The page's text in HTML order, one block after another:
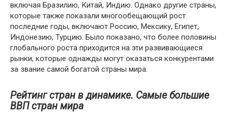
включая Бразилию, Китай, Индию. Однако другие страны,
которые также показали многообещающий рост
последние годы, включают Россию, Мексику, Египет,
Индонезию, Турцию. Было показано, что более половины
глобального роста приходится на эти развивающиеся
рынки, которые однажды могут оказаться конкурентами
за звание самой богатой страны мира.
Рейтинг стран в динамике. Самые большие
ВВП стран мира